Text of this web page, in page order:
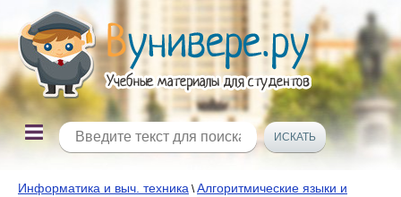
Информатика и выч. техника \Алгоритмические языки и